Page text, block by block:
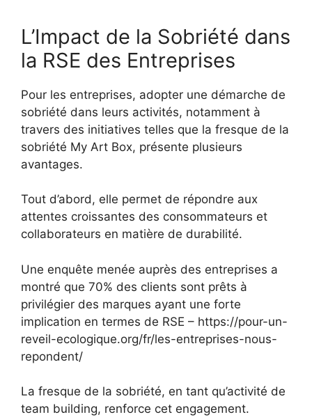
L’Impact de la Sobriété dans
la RSE des Entreprises
Pour les entreprises, adopter une démarche de
sobriété dans leurs activités, notamment à
travers des initiatives telles que la fresque de la
sobriété My Art Box, présente plusieurs
avantages.
Tout d’abord, elle permet de répondre aux
attentes croissantes des consommateurs et
collaborateurs en matière de durabilité.
Une enquête menée auprès des entreprises a
montré que 70% des clients sont prêts à
privilégier des marques ayant une forte
implication en termes de RSE – https://pour-un-
reveil-ecologique.org/fr/les-entreprises-nous-
repondent/
La fresque de la sobriété, en tant qu’activité de
team building, renforce cet engagement.